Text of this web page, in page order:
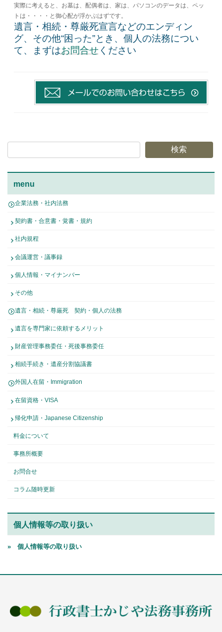
実際に考えると、お墓は、配偶者は、家は、パソコンのデータは、ペッ
トは・・・・と御心配が浮かぶはずです。
遺言・相続・尊厳死宣言などのエンディン
グ、その他“困った”とき、個人の法務につい
て、まずはお問合せください
検索
menu
企業法務・社内法務
契約書・合意書・覚書・規約
社内規程
会議運営・議事録
個人情報・マイナンバー
その他
遺言・相続・尊厳死 契約・個人の法務
遺言を専門家に依頼するメリット
財産管理事務委任・死後事務委任
相続手続き・遺産分割協議書
外国人在留・Immigration
在留資格・VISA
帰化申請・Japanese Citizenship
料金について
事務所概要
お問合せ
コラム随時更新
個人情報等の取り扱い
» 個人情報等の取り扱い